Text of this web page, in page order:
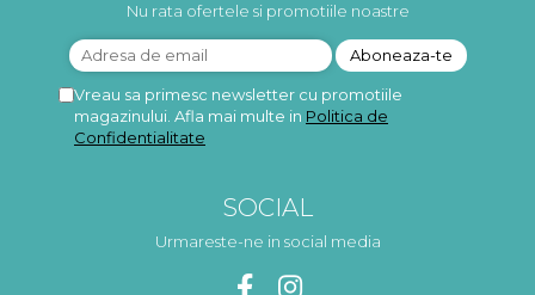
Nu rata ofertele si promotiile noastre
Vreau sa primesc newsletter cu promotiile
magazinului. Afla mai multe in Politica de
Confidentialitate
SOCIAL
Urmareste-ne in social media